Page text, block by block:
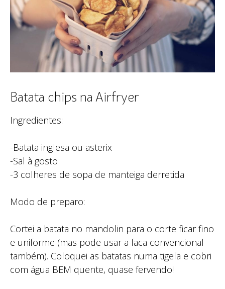
Batata chips na Airfryer
Ingredientes:
-Batata inglesa ou asterix
-Sal à gosto
-3 colheres de sopa de manteiga derretida
Modo de preparo:
Cortei a batata no mandolin para o corte ficar fino
e uniforme (mas pode usar a faca convencional
também). Coloquei as batatas numa tigela e cobri
com água BEM quente, quase fervendo!